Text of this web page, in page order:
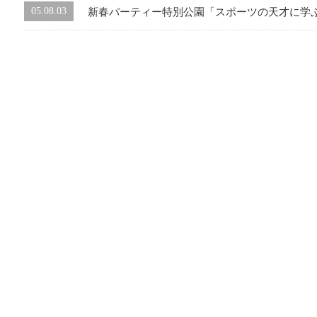
05.08.03 新春パーティー特別公園「スポーツの天才に学